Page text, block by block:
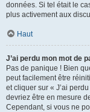
données. Si tel était le
plus activement aux
Haut
J’ai perdu mon mot de
Pas de panique ! Bien
peut facilement être
et cliquer sur « J’ai
devriez être en mesure
Cependant, si vous ne